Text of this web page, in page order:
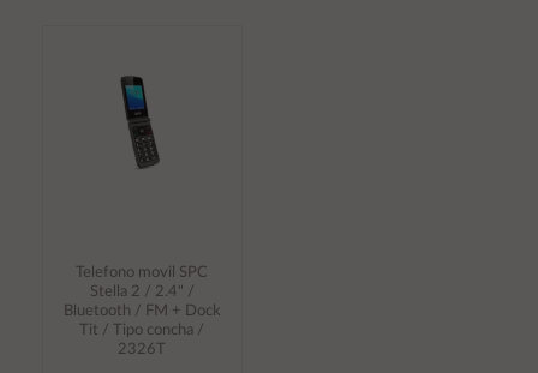
Telefono movil SPC
Stella 2 / 2.4" /
Bluetooth / FM + Dock
Tit / Tipo concha /
2326T